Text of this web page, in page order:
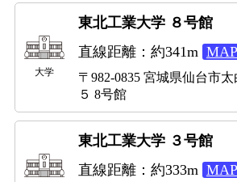
大学
東北工業大学 ８号館
直線距離：約341m
〒982-0835 宮城県仙台市
５ 8号館
東北工業大学 ３号館
直線距離：約333m